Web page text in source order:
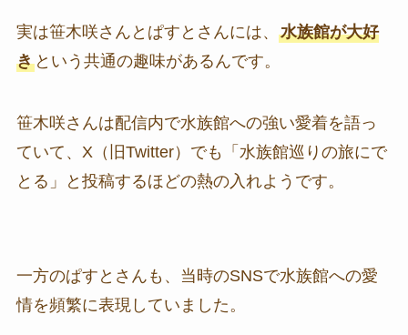
実は笹木咲さんとぱすとさんには、 水族館が大好
きという共通の趣味があるんです。
笹木咲さんは配信内で水族館への強い愛着を語っ
ていて、X（旧Twitter）でも「水族館巡りの旅にで
とる」と投稿するほどの熱の入れようです。
一方のぱすとさんも、当時のSNSで水族館への愛
情を頻繁に表現していました。